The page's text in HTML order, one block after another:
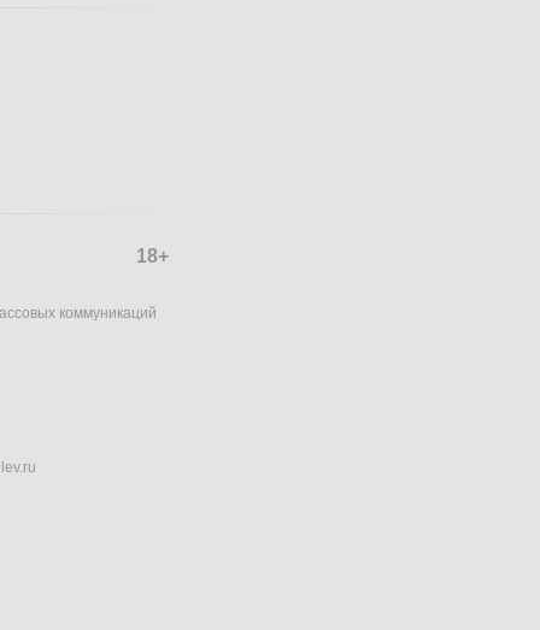
18+
коммуникаций